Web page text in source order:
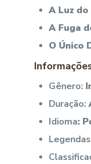
A Luz
A Fuga
O Único
Gênero:
Duração:
Idioma:
Legendas